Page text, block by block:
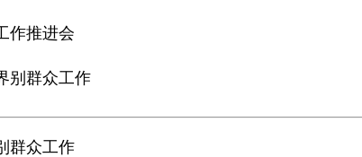
作推进会
别群众工作
群众工作